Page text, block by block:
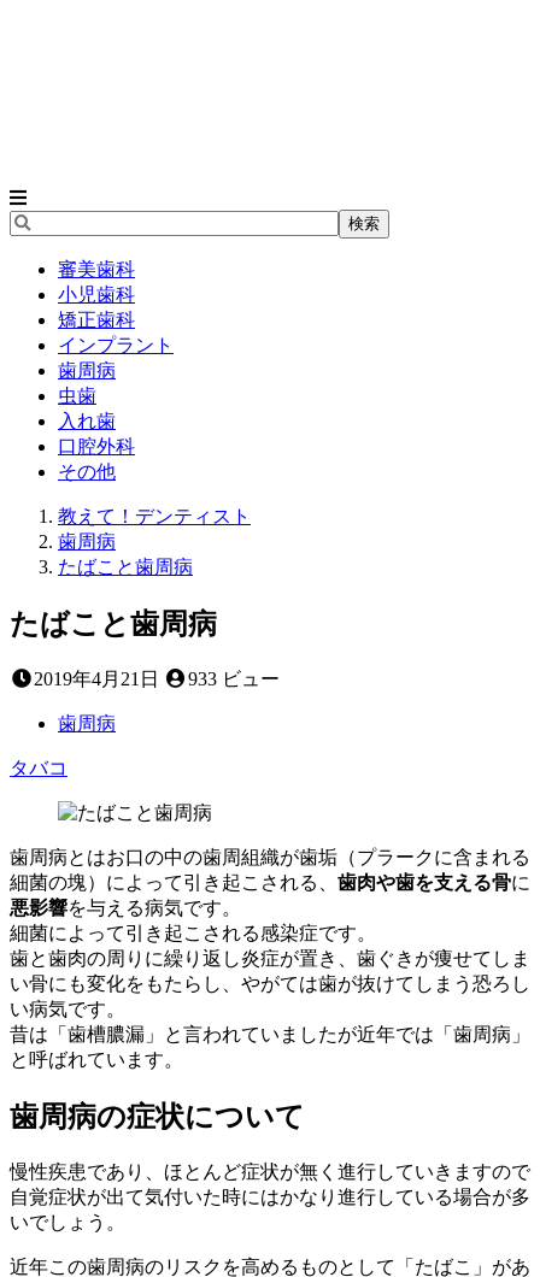
審美歯科
小児歯科
矯正歯科
インプラント
歯周病
虫歯
入れ歯
口腔外科
その他
教えて！デンティスト
歯周病
たばこと歯周病
たばこと歯周病
2022
1
2019年4月21日 933 ビュー
歯周病
タバコ
歯周病とはお口の中の歯周組織が歯垢（プラークに含まれる
細菌の塊）によって引き起こされる、 歯肉や歯を支える骨に
悪影響を与える病気です。
細菌によって引き起こされる感染症です。
歯と歯肉の周りに繰り返し炎症が置き、歯ぐきが痩せてしま
い骨にも変化をもたらし、やがては歯が抜けてしまう恐ろし
い病気です。
昔は「歯槽膿漏」と言われていましたが近年では「歯周病」
と呼ばれています。
歯周病の症状について
慢性疾患であり、ほとんど症状が無く進行していきますので
自覚症状が出て気付いた時にはかなり進行している場合が多
いでしょう。
近年この歯周病のリスクを高めるものとして「たばこ」があ